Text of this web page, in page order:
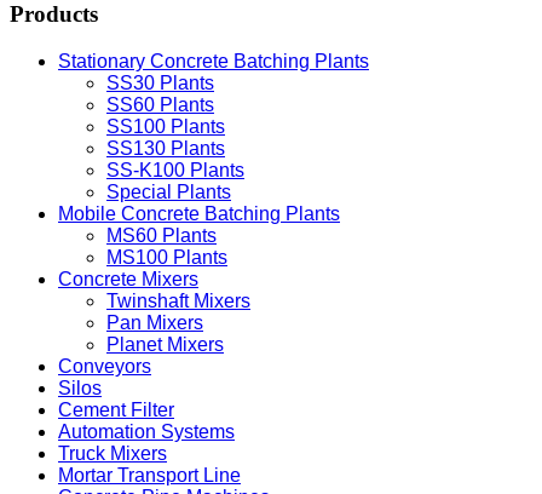
Products
Stationary Concrete Batching Plants
SS30 Plants
SS60 Plants
SS100 Plants
SS130 Plants
SS-K100 Plants
Special Plants
Mobile Concrete Batching Plants
MS60 Plants
MS100 Plants
Concrete Mixers
Twinshaft Mixers
Pan Mixers
Planet Mixers
Conveyors
Silos
Cement Filter
Automation Systems
Truck Mixers
Mortar Transport Line